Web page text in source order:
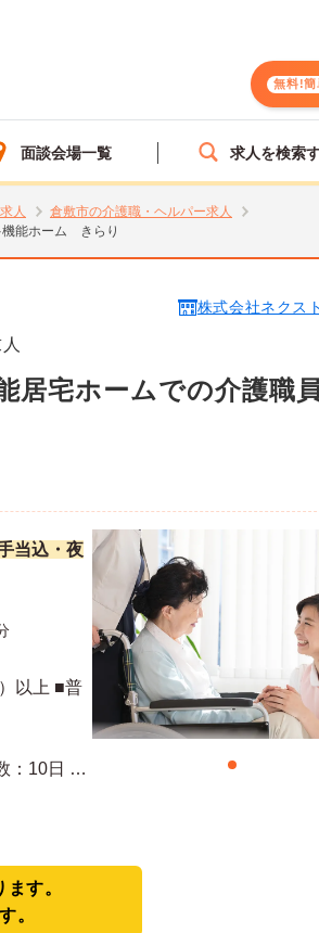
無料!簡
面談会場一覧 求人を検索
人
倉敷市の介護職・ヘルパー求人
機能ホーム きらり
株式会社ネクス
居宅ホームでの介護職
当込・夜
以上 ■普
す。
。